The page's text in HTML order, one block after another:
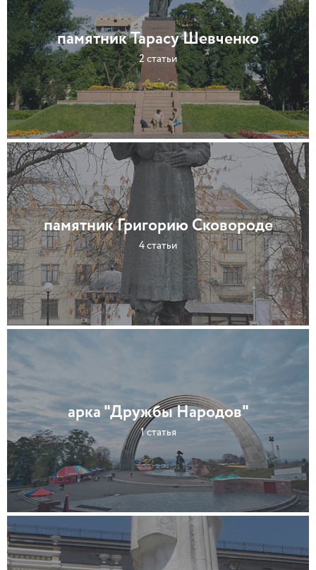
памятник Тарасу Шевченко
2 статьи
памятник Григорию Сковороде
4 статьи
арка "Дружбы Народов"
1 статья